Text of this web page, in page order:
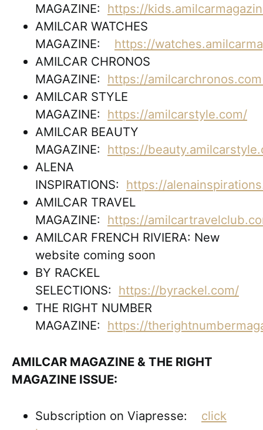
MAGAZINE: https://
AMILCAR WATCHES
MAGAZINE: https://
AMILCAR CHRONOS
MAGAZINE: https://
AMILCAR STYLE
MAGAZINE: https://amilcarstyle.com/
AMILCAR BEAUTY
MAGAZINE: https://
ALENA
INSPIRATIONS: https://
AMILCAR TRAVEL
MAGAZINE: https://
AMILCAR FRENCH RIVIERA: New
website coming soon
BY RACKEL
SELECTIONS: https://byrackel.com/
THE RIGHT NUMBER
MAGAZINE: https://
AMILCAR MAGAZINE & THE RIGHT
MAGAZINE ISSUE:
Subscription on Viapresse: click